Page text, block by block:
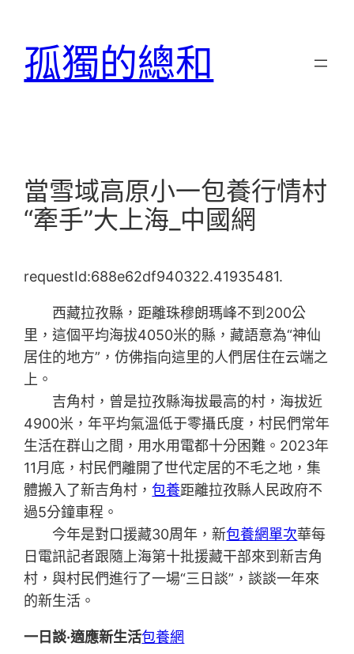
孤獨的總和
當雪域高原小一包養行情村
“牽手”大上海_中國網
requestId:688e62df940322.41935481.
西藏拉孜縣，距離珠穆朗瑪峰不到200公
里，這個平均海拔4050米的縣，藏語意為“神仙
居住的地方”，仿佛指向這里的人們居住在云端之
上。
吉角村，曾是拉孜縣海拔最高的村，海拔近
4900米，年平均氣溫低于零攝氏度，村民們常年
生活在群山之間，用水用電都十分困難。2023年
11月底，村民們離開了世代定居的不毛之地，集
體搬入了新吉角村，包養距離拉孜縣人民政府不
過5分鐘車程。
今年是對口援藏30周年，新包養網單次華每
日電訊記者跟隨上海第十批援藏干部來到新吉角
村，與村民們進行了一場“三日談”，談談一年來
的新生活。
一日談·適應新生活包養網